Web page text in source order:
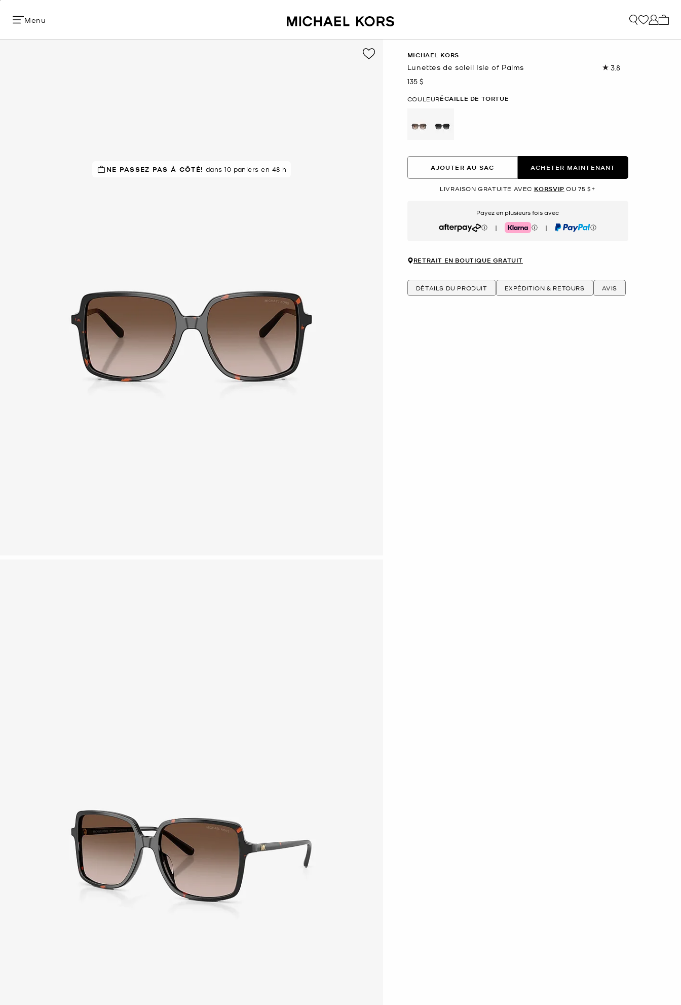
Menu
RECOMMANDÉpar 83% des acheteurs
NE PASSEZ PAS À CÔTÉ! dans 10 paniers en 48 h
MICHAEL KORS
Lunettes de soleil Isle of Palms 3.8Lire
maintenant
135 $
COULEURÉCAILLE DE TORTUE
AJOUTER AU SAC ACHETER MAINTENANT
LIVRAISON GRATUITE AVEC KORSVIP OU 75 $+
Payez en plusieurs fois avec
Afterpay | Klarna | PayPal
RETRAIT EN BOUTIQUE GRATUIT
DÉTAILS DU PRODUIT EXPÉDITION & RETOURS AVIS